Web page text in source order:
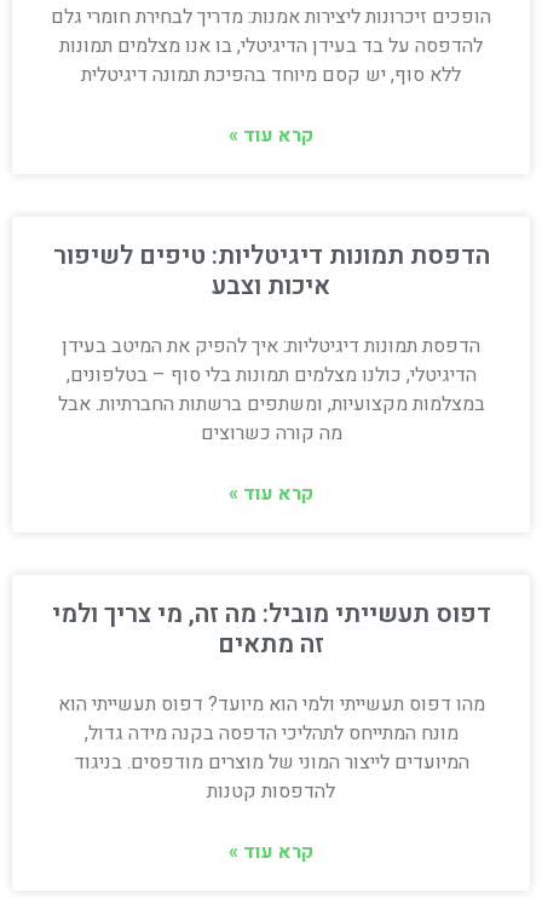
הופכים זיכרונות ליצירות אמנות: מדריך לבחירת חומרי גלם
להדפסה על בד בעידן הדיגיטלי, בו אנו מצלמים תמונות
ללא סוף, יש קסם מיוחד בהפיכת תמונה דיגיטלית
קרא עוד »
הדפסת תמונות דיגיטליות: טיפים לשיפור
איכות וצבע
הדפסת תמונות דיגיטליות: איך להפיק את המיטב בעידן
הדיגיטלי, כולנו מצלמים תמונות בלי סוף – בטלפונים,
במצלמות מקצועיות, ומשתפים ברשתות החברתיות. אבל
מה קורה כשרוצים
קרא עוד »
דפוס תעשייתי מוביל: מה זה, מי צריך ולמי
זה מתאים
מהו דפוס תעשייתי ולמי הוא מיועד? דפוס תעשייתי הוא
מונח המתייחס לתהליכי הדפסה בקנה מידה גדול,
המיועדים לייצור המוני של מוצרים מודפסים. בניגוד
להדפסות קטנות
קרא עוד »